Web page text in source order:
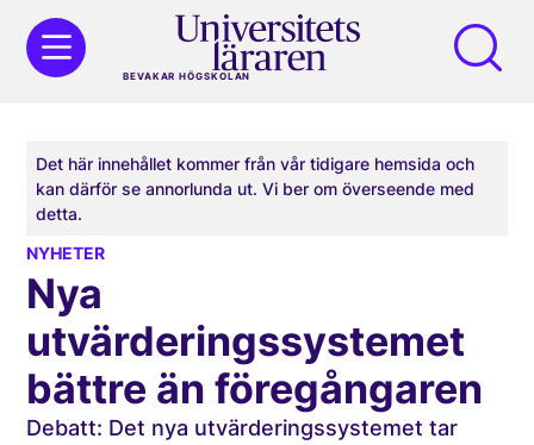
BEVAKAR HÖGSKOLAN
Det här innehållet kommer från vår tidigare hemsida och
kan därför se annorlunda ut. Vi ber om överseende med
detta.
NYHETER
Nya
utvärderingssystemet
bättre än föregångaren
Debatt: Det nya utvärderingssystemet tar